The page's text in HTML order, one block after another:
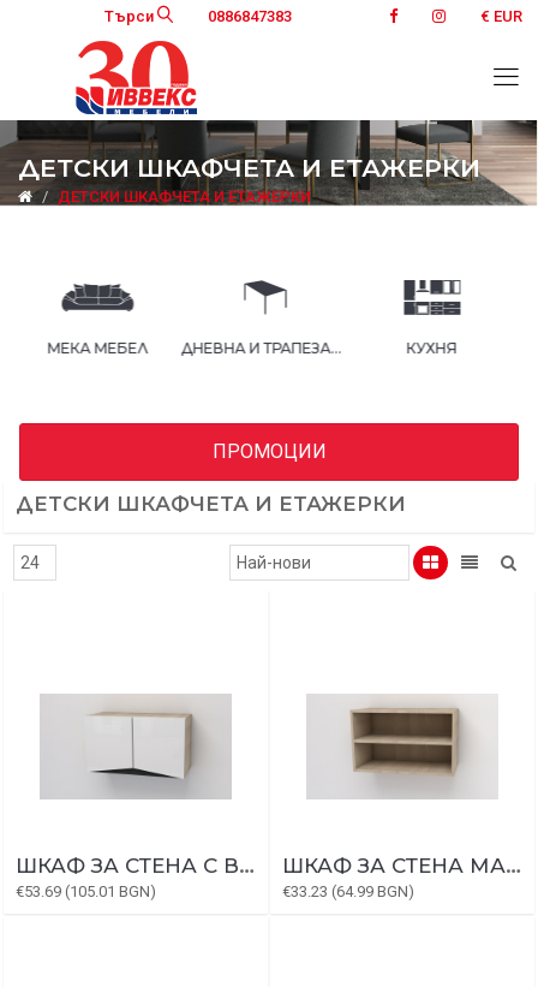
Търси 0886847383 € EUR
ДЕТСКИ ШКАФЧЕТА И ЕТАЖЕРКИ
ДЕТСКИ ШКАФЧЕТА И ЕТАЖЕРКИ
ДНЕВНА И ТРАПЕЗАРИЯ КУХНЯ СПАЛНЯ
ПРОМОЦИИ
ДЕТСКИ ШКАФЧЕТА И ЕТАЖЕРКИ
ШКАФ ЗА СТЕНА С ВРАТИ МАРТИ МОДУЛ 7
€53.69 (105.01 BGN)
ШКАФ ЗА СТЕНА МАРТИ МОДУЛ 6
€33.23 (64.99 BGN)